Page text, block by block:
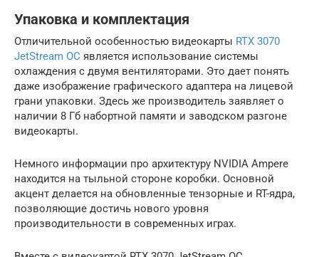
Упаковка и комплектация
Отличительной особенностью видеокарты RTX 3070
JetStream OC является использование системы
охлаждения с двумя вентиляторами. Это дает понять
даже изображение графического адаптера на лицевой
грани упаковки. Здесь же производитель заявляет о
наличии 8 Гб набортной памяти и заводском разгоне
видеокарты.
Немного информации про архитектуру NVIDIA Ampere
находится на тыльной стороне коробки. Основной
акцент делается на обновленные тензорные и RT-ядра,
позволяющие достичь нового уровня
производительности в современных играх.